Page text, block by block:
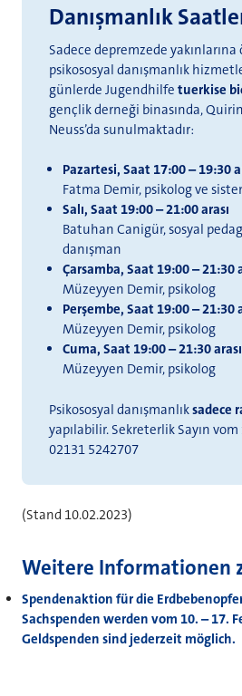
Danışmanlık
Sadece depremzede
psikososyal danışmanlık
günlerde Jugendhilfe tuerkise
gençlik derneği binasında,
Neuss’da sunulmaktadır:
Pazartesi, Saat 17:00 – 19:30
Fatma Demir, psikolog ve
Salı, Saat 19:00 – 21:00 arası
Batuhan Canigür, sosyal
danışman
Çarsamba, Saat 19:00 – 21:30
Müzeyyen Demir, psikolog
Perşembe, Saat 19:00 – 21:30
Müzeyyen Demir, psikolog
Cuma, Saat 19:00 – 21:30 arası
Müzeyyen Demir, psikolog
Psikososyal danışmanlıksadece
yapılabilir. Sekreterlik Sayın
02131 5242707
(Stand 10.02.2023)
Weitere Informationen
Spendenaktion für die
Sachspenden werden vom 10. – 17.
Geldspenden sind jederzeit möglich.